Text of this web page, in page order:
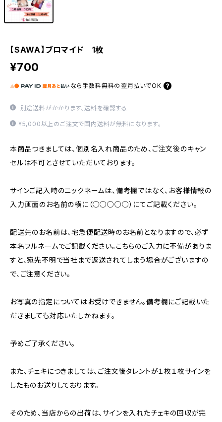
【SAWA】ブロマイド 1枚
¥700
なら 手数料無料の 翌月払いでOK
別途送料がかかります。送料を確認する
¥5,000以上のご注文で国内送料が無料になります。
本商品つきましては、個別名入れ商品のため、ご注文後のキャン
セルは不可とさせていただいております。
サインご記入時のニックネームは、備考欄ではなく、お客様情報の
入力画面のお名前の横に（○○○○○）にてご記載ください。
配送先のお名前は、宅急便配送時のお名前となりますので、必ず
本名フルネームでご記載ください。こちらのご入力に不備がありま
すと、宛先不明で当社まで返送されてしまう場合がございますの
で、ご注意ください。
お写真の指定についてはお受けできません。備考欄にご記載いた
だきましても対応いたしかねます。
予めご了承ください。
また、チェキにつきましては、ご注文後タレントが１枚１枚サインを
したものお送りしております。
そのため、当店からの出荷は、サインを入れたチェキの回収が完